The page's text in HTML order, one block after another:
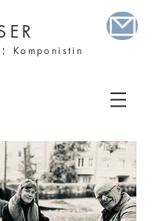
Komponistin